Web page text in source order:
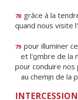
78 grâce à la
quand nous visite l'
79 pour illuminer
et l'ombre de la
pour conduire nos
au chemin de la
INTERCESSION